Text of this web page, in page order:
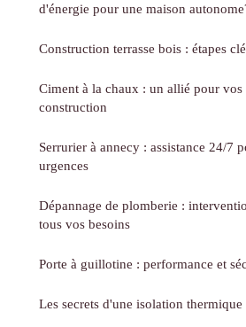
d'énergie pour une maison
Construction terrasse bois : étapes
Ciment à la chaux : un allié pour vos
construction
Serrurier à annecy : assistance 24/7
urgences
Dépannage de plomberie :
tous vos besoins
Porte à guillotine : performance et
Les secrets d'une isolation